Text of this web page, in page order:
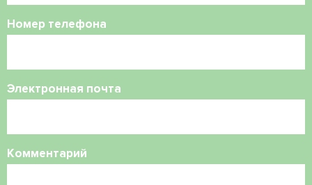
Номер телефона
Электронная почта
Комментарий